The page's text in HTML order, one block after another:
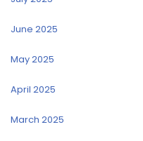
June 2025
May 2025
April 2025
March 2025